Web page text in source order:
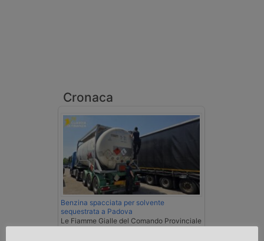
Cronaca
Benzina spacciata per solvente
sequestrata a Padova
Le Fiamme Gialle del Comando Provinciale